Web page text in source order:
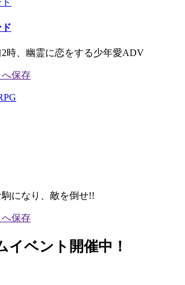
時、幽霊に恋をする少年愛ADV
になり、敵を倒せ!!
イベント開催中！